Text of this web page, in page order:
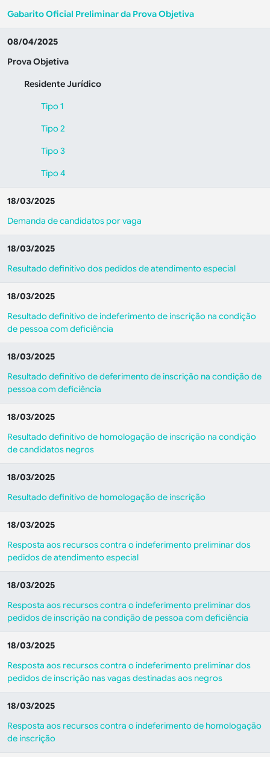
Gabarito Oficial Preliminar da Prova Objetiva
08/04/2025
Prova Objetiva
Residente Jurídico
Tipo 1
Tipo 2
Tipo 3
Tipo 4
18/03/2025
Demanda de candidatos por vaga
18/03/2025
Resultado definitivo dos pedidos de atendimento especial
18/03/2025
Resultado definitivo de indeferimento de inscrição na condição
de pessoa com deficiência
18/03/2025
Resultado definitivo de deferimento de inscrição na condição de
pessoa com deficiência
18/03/2025
Resultado definitivo de homologação de inscrição na condição
de candidatos negros
18/03/2025
Resultado definitivo de homologação de inscrição
18/03/2025
Resposta aos recursos contra o indeferimento preliminar dos
pedidos de atendimento especial
18/03/2025
Resposta aos recursos contra o indeferimento preliminar dos
pedidos de inscrição na condição de pessoa com deficiência
18/03/2025
Resposta aos recursos contra o indeferimento preliminar dos
pedidos de inscrição nas vagas destinadas aos negros
18/03/2025
Resposta aos recursos contra o indeferimento de homologação
de inscrição